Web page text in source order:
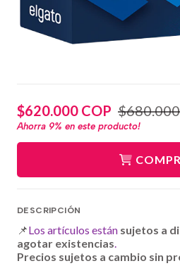
$620.000 COP
Ahorra 9% en este producto!
DESCRIPCIÓN
📌Los artículos están sujetos a
agotar existencias.
Precios sujetos a cambio sin